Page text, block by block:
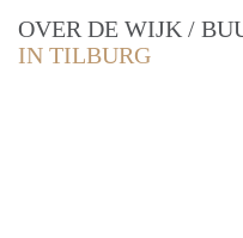
OVER DE WIJK /
IN TILBURG